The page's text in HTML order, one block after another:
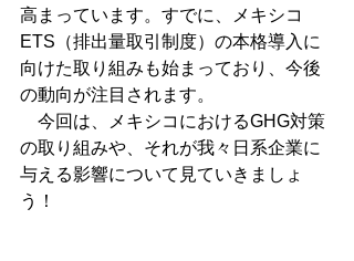
高まっています。すでに、メキシコ
ETS（排出量取引制度）の本格導入に
向けた取り組みも始まっており、今後
の動向が注目されます。
今回は、メキシコにおけるGHG対策
の取り組みや、それが我々日系企業に
与える影響について見ていきましょ
う！